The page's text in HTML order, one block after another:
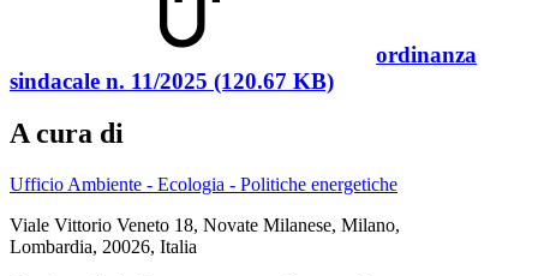
ordinanza
sindacale n. 11/2025 (120.67 KB)
A cura di
Ufficio Ambiente - Ecologia - Politiche energetiche
Viale Vittorio Veneto 18, Novate Milanese, Milano,
Lombardia, 20026, Italia